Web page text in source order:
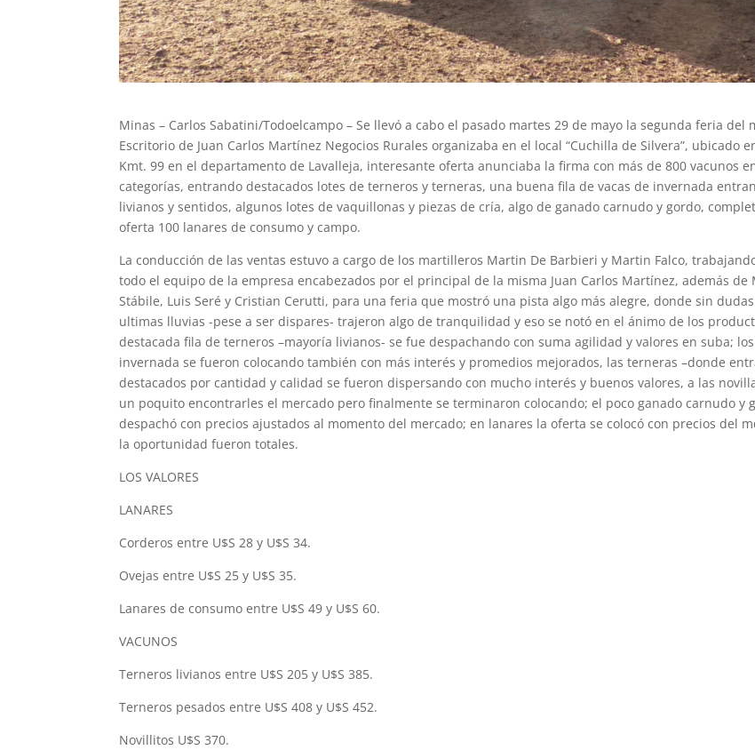
Minas – Carlos Sabatini/Todoelcampo – Se llevó a cabo el pasado martes 29 de mayo la segunda feria del
Escritorio de Juan Carlos Martínez Negocios Rurales organizaba en el local “Cuchilla de Silvera”, ubicado
Kmt. 99 en el departamento de Lavalleja, interesante oferta anunciaba la firma con más de 800 vacunos
categorías, entrando destacados lotes de terneros y terneras, una buena fila de vacas de invernada
livianos y sentidos, algunos lotes de vaquillonas y piezas de cría, algo de ganado carnudo y gordo,
oferta 100 lanares de consumo y campo.
La conducción de las ventas estuvo a cargo de los martilleros Martin De Barbieri y Martin Falco,
todo el equipo de la empresa encabezados por el principal de la misma Juan Carlos Martínez, además de
Stábile, Luis Seré y Cristian Cerutti, para una feria que mostró una pista algo más alegre, donde sin
ultimas lluvias -pese a ser dispares- trajeron algo de tranquilidad y eso se notó en el ánimo de los
destacada fila de terneros –mayoría livianos- se fue despachando con suma agilidad y valores en suba;
invernada se fueron colocando también con más interés y promedios mejorados, las terneras –donde
destacados por cantidad y calidad se fueron dispersando con mucho interés y buenos valores, a las
un poquito encontrarles el mercado pero finalmente se terminaron colocando; el poco ganado carnudo y
despachó con precios ajustados al momento del mercado; en lanares la oferta se colocó con precios del
la oportunidad fueron totales.
LOS VALORES
LANARES
Corderos entre U$S 28 y U$S 34.
Ovejas entre U$S 25 y U$S 35.
Lanares de consumo entre U$S 49 y U$S 60.
VACUNOS
Terneros livianos entre U$S 205 y U$S 385.
Terneros pesados entre U$S 408 y U$S 452.
Novillitos U$S 370.